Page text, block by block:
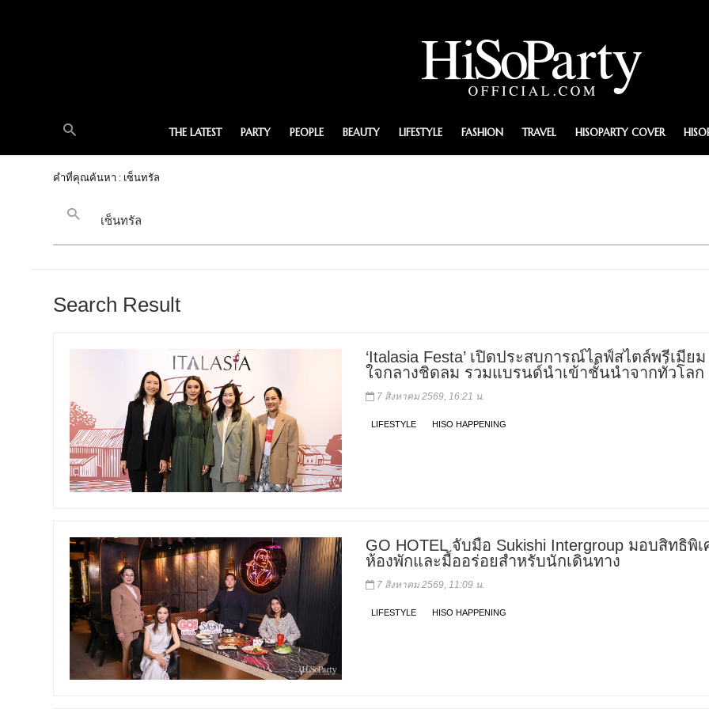
THE LATEST PARTY PEOPLE BEAUTY LIFESTYLE FASHION TRAVEL HISOPARTY COVER
คำที่คุณค้นหา : เซ็นทรัล
Search Result
‘Italasia Festa’ เปิดประสบการณ์ไลฟ์สไตล์พรีเมียม
ใจกลางชิดลม รวมแบรนด์นำเข้าชั้นนำจากทั่วโลก
7 สิงหาคม 2569, 16:21 น.
LIFESTYLE HISO HAPPENING
GO HOTEL จับมือ Sukishi Intergroup มอบสิทธิพิ
ห้องพักและมื้ออร่อยสำหรับนักเดินทาง
7 สิงหาคม 2569, 11:09 น.
LIFESTYLE HISO HAPPENING